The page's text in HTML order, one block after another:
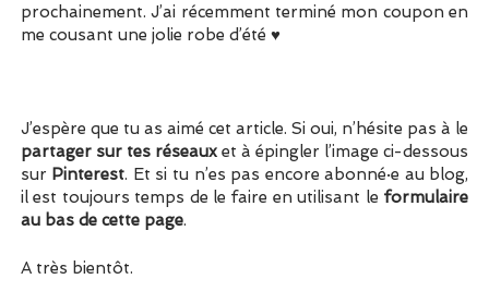
prochainement. J’ai récemment terminé mon coupon en
me cousant une jolie robe d’été ♥
J’espère que tu as aimé cet article. Si oui, n’hésite pas à le
partager sur tes réseauxet à épingler l’image ci-dessous
sur Pinterest. Et si tu n’es pas encore abonné·e au blog,
il est toujours temps de le faire en utilisant le formulaire
au bas de cette page.
A très bientôt.